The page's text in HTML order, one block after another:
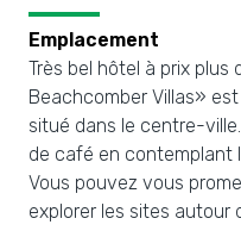
Emplacement
Très bel hôtel à prix
Beachcomber Villas»
situé dans le centre-
de café en contemplant
Vous pouvez vous
explorer les sites autour